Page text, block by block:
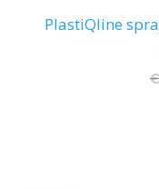
PlastiQline